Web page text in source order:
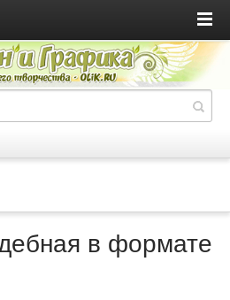
в формате